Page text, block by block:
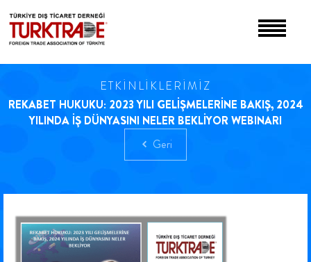
ETKİNLİKLERİMİZ
REKABET HUKUKU: 2023 YILI GELİŞMELERİNE BAKIŞ, 2024
YILINDA İŞ DÜNYASINI NELER BEKLİYOR WEBINARI
Geri